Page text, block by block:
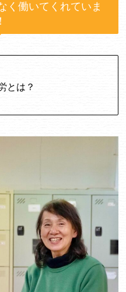
く働いてくれていま
とは？